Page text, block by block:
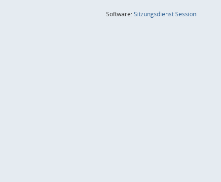
Software:SitzungsdienstSession(Wird in